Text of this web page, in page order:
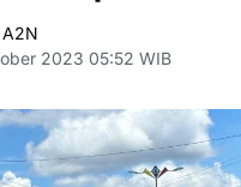
A2N
2023 05:52 WIB